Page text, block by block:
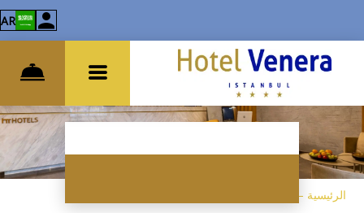
AR
الرئيسية –